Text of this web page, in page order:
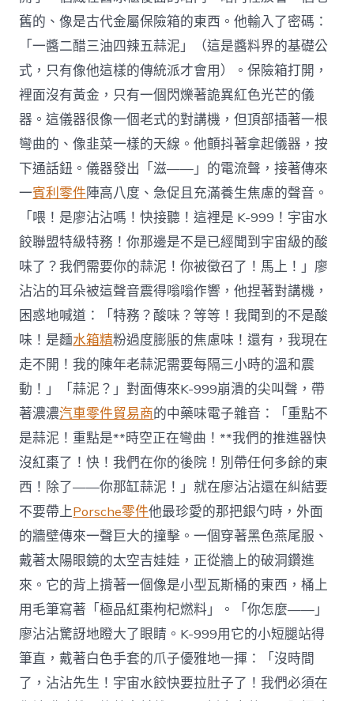
舊的、像是古代金屬保險箱的東西。他輸入了密碼：
「一醬二醋三油四辣五蒜泥」（這是醬料界的基礎公
式，只有像他這樣的傳統派才會用）。保險箱打開，
裡面沒有黃金，只有一個閃爍著詭異紅色光芒的儀
器。這儀器很像一個老式的對講機，但頂部插著一根
彎曲的、像韭菜一樣的天線。他顫抖著拿起儀器，按
下通話鈕。儀器發出「滋——」的電流聲，接著傳來
一賓利零件陣高八度、急促且充滿養生焦慮的聲音。
「喂！是廖沾沾嗎！快接聽！這裡是 K-999！宇宙水
餃聯盟特級特務！你那邊是不是已經聞到宇宙級的酸
味了？我們需要你的蒜泥！你被徵召了！馬上！」廖
沾沾的耳朵被這聲音震得嗡嗡作響，他捏著對講機，
困惑地喊道：「特務？酸味？等等！我聞到的不是酸
味！是麵水箱精粉過度膨脹的焦慮味！還有，我現在
走不開！我的陳年老蒜泥需要每隔三小時的溫和震
動！」「蒜泥？」對面傳來K-999崩潰的尖叫聲，帶
著濃濃汽車零件貿易商的中藥味電子雜音：「重點不
是蒜泥！重點是**時空正在彎曲！**我們的推進器快
沒紅棗了！快！我們在你的後院！別帶任何多餘的東
西！除了——你那缸蒜泥！」就在廖沾沾還在糾結要
不要帶上Porsche零件他最珍愛的那把銀勺時，外面
的牆壁傳來一聲巨大的撞擊。一個穿著黑色燕尾服、
戴著太陽眼鏡的太空吉娃娃，正從牆上的破洞鑽進
來。它的背上揹著一個像是小型瓦斯桶的東西，桶上
用毛筆寫著「極品紅棗枸杞燃料」。「你怎麼——」
廖沾沾驚訝地瞪大了眼睛。K-999用它的小短腿站得
筆直，戴著白色手套的爪子優雅地一揮：「沒時間
了，沾沾先生！宇宙水餃快要拉肚子了！我們必須在